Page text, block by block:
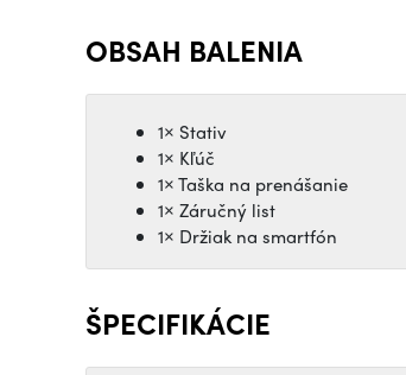
OBSAH BALENIA
1× Stativ
1× Kľúč
1× Taška na prenášanie
1× Záručný list
1× Držiak na smartfón
ŠPECIFIKÁCIE